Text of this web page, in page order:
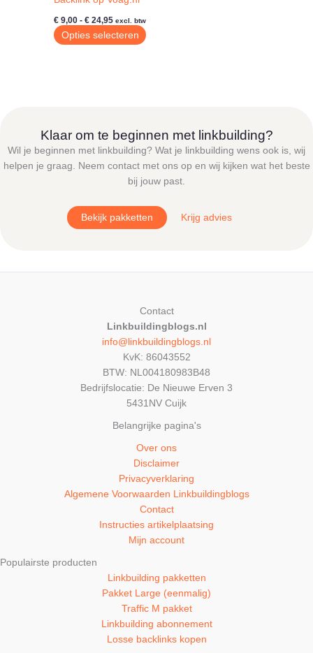
€ 9,00 - € 24,95 Prijsklasse:
€ 9,00
tot
excl. btw
Opties selecteren
Dit
kan
gekozen
worden
op
productpagina
Klaar om te beginnen met linkbuilding?
Wil je beginnen met linkbuilding? Wat je linkbuilding wens ook is, wij
helpen je graag. Neem contact met ons op en wij kijken wat het beste
bij jouw past.
Bekijk pakketten Krijg advies
Contact
Linkbuildingblogs.nl
info@linkbuildingblogs.nl
KvK: 86043552
BTW: NL004180983B48
Bedrijfslocatie: De Nieuwe Erven 3
5431NV Cuijk
Belangrijke pagina's
Over ons
Disclaimer
Privacyverklaring
Algemene Voorwaarden Linkbuildingblogs
Contact
Instructies artikelplaatsing
Mijn account
Populairste producten
Linkbuilding pakketten
Pakket Large (eenmalig)
Traffic M pakket
Linkbuilding abonnement
Losse backlinks kopen